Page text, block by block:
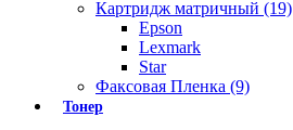
Картридж матричный (19)
Epson
Lexmark
Star
Факсовая Пленка (9)
Тонер